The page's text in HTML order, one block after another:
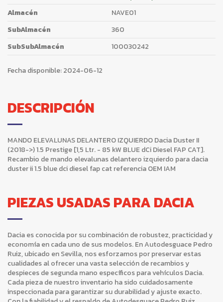
Almacén
NAVE01
SubAlmacén
360
SubSubAlmacén
100030242
Fecha disponible:2024-06-12
DESCRIPCIÓN
MANDO ELEVALUNAS DELANTERO IZQUIERDO Dacia Duster II
(2018->) 1.5 Prestige [1,5 Ltr. - 85 kW BLUE dCi Diesel FAP CAT].
Recambio de mando elevalunas delantero izquierdo para dacia
duster ii 1.5 blue dci diesel fap cat referencia OEM IAM
PIEZAS USADAS PARA DACIA
Dacia es conocida por su combinación de robustez, practicidad y
economía en cada uno de sus modelos. En Autodesguace Pedro
Ruiz, ubicado en Sevilla, nos esforzamos por preservar estas
cualidades al ofrecer una vasta selección de recambios y
despieces de segunda mano específicos para vehículos Dacia.
Cada pieza de nuestro inventario ha sido cuidadosamente
inspeccionada para garantizar su durabilidad y ajuste exacto.